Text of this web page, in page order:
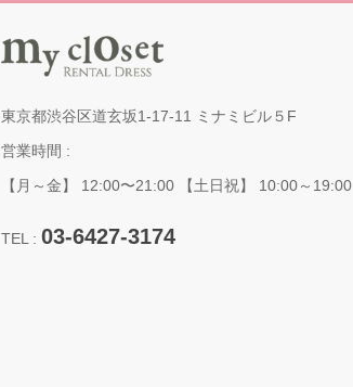
東京都渋谷区道玄坂1-17-11 ミナミビル５F
営業時間 :
【月～金】 12:00〜21:00 【土日祝】 10:00～19:00
TEL : 03-6427-3174